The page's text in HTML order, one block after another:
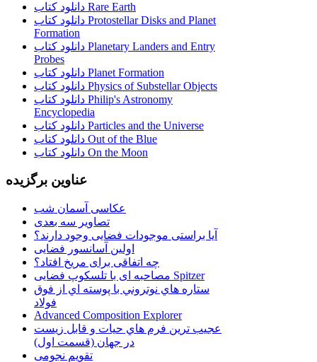
دانلود کتاب Rare Earth
دانلود کتاب Protostellar Disks and Planet
Formation
دانلود کتاب Planetary Landers and Entry
Probes
دانلود کتاب Planet Formation
دانلود کتاب Physics of Substellar Objects
دانلود کتاب Philip's Astronomy
Encyclopedia
دانلود کتاب Particles and the Universe
دانلود کتاب Out of the Blue
دانلود کتاب On the Moon
عناوین برگزیده
عکاسی آسمان شب
تصاویر سه بعدی
آیا براستی موجودات فضایی وجود دارند؟
اولین آسانسور فضایی
چه اتفاقی برای مریخ افتاد؟
مصاحبه ای با تلسکوپ فضایی Spitzer
ستاره هاي نوتروني با پوسته اي از فوق
فولاد
Advanced Composition Explorer
عجیب ترین فرم هاي حيات و قابل زيست
در جهان (قسمت اول)
تقویم نجومی